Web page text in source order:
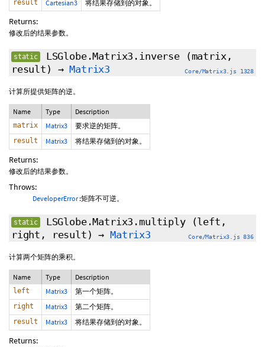
result Cartesian3 将结果存储到的对象。
Returns:
修改后的结果参数。
static LSGlobe.Matrix3.inverse
(matrix,
result) →Matrix3 Core/Matrix3.js 1328
计算所提供矩阵的逆。
Name Type Description
matrix Matrix3 要求逆的矩阵。
result Matrix3 将结果存储到的对象。
Returns:
修改后的结果参数。
Throws:
DeveloperError:矩阵不可逆。
static LSGlobe.Matrix3.multiply
(left,
right, result)→Matrix3 Core/Matrix3.js 836
计算两个矩阵的乘积。
Name Type Description
left Matrix3 第一个矩阵。
right Matrix3 第二个矩阵。
result Matrix3 将结果存储到的对象。
Returns: